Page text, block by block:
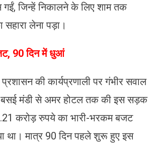
जिन्हें निकालने के लिए शाम तक
सहारा लेना पड़ा।
90 दिन में धुआं
की कार्यप्रणाली पर गंभीर सवाल
मंडी से अमर होटल तक की इस सड़क
करोड़ रुपये का भारी-भरकम बजट
था। मात्र 90 दिन पहले शुरू हुए इस